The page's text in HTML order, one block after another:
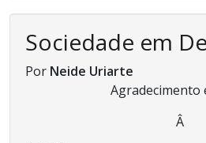
Sociedade em
Por Neide Uriarte
Agradecimento
Â